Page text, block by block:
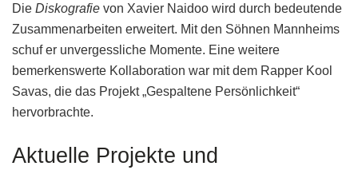
Die Diskografie von Xavier Naidoo wird durch bedeutende
Zusammenarbeiten erweitert. Mit den Söhnen Mannheims
schuf er unvergessliche Momente. Eine weitere
bemerkenswerte Kollaboration war mit dem Rapper Kool
Savas, die das Projekt „Gespaltene Persönlichkeit“
hervorbrachte.
Aktuelle Projekte und